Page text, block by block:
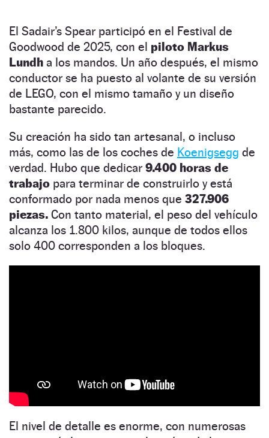
El Sadair’s Spear participó en el Festival de
Goodwood de 2025, con el piloto Markus
Lundh a los mandos. Un año después, el mismo
conductor se ha puesto al volante de su versión
de LEGO, con el mismo tamaño y un diseño
bastante parecido.
Su creación ha sido tan artesanal, o incluso
más, como las de los coches de Koenigsegg de
verdad. Hubo que dedicar 9.400 horas de
trabajo para terminar de construirlo y está
conformado por nada menos que 327.906
piezas. Con tanto material, el peso del vehículo
alcanza los 1.800 kilos, aunque de todos ellos
solo 400 corresponden a los bloques.
El nivel de detalle es enorme, con numerosas